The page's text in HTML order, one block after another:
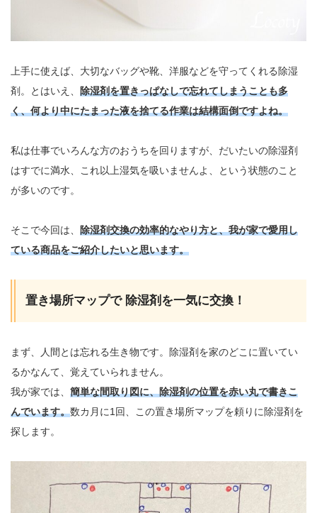
上手に使えば、大切なバッグや靴、洋服などを守ってくれる除湿
剤。とはいえ、 除湿剤を置きっぱなしで忘れてしまうことも多
く、何より中にたまった液を捨てる作業は結構面倒ですよね。
私は仕事でいろんな方のおうちを回りますが、だいたいの除湿剤
はすでに満水、これ以上湿気を吸いませんよ、という状態のこと
が多いのです。
そこで今回は、 除湿剤交換の効率的なやり方と、我が家で愛用し
ている商品をご紹介したいと思います。
置き場所マップで 除湿剤を一気に交換！
まず、人間とは忘れる生き物です。除湿剤を家のどこに置いてい
るかなんて、覚えていられません。
我が家では、 簡単な間取り図に、除湿剤の位置を赤い丸で書きこ
んでいます。数カ月に1回、この置き場所マップを頼りに除湿剤を
探します。